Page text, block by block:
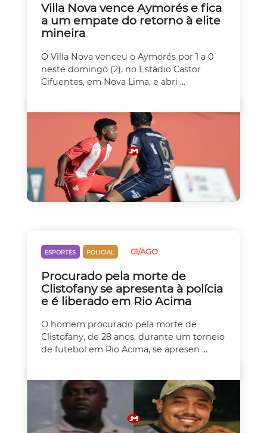
Villa Nova vence Aymorés e fica
a um empate do retorno à elite
mineira
O Villa Nova venceu o Aymorés por 1 a 0
neste domingo (2), no Estádio Castor
Cifuentes, em Nova Lima, e abri ...
ESPORTES POLICIAL 01/AGO
Procurado pela morte de
Clistofany se apresenta à polícia
e é liberado em Rio Acima
O homem procurado pela morte de
Clistofany, de 28 anos, durante um torneio
de futebol em Rio Acima, se apresen ...